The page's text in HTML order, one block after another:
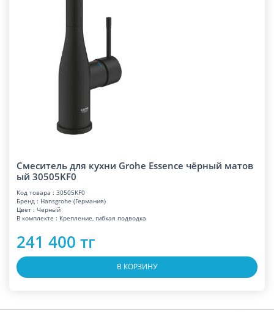
Смеситель для кухни Grohe Essence чёрный матов
ый 30505KF0
Код товара : 30505KF0
Бренд : Hansgrohe (Германия)
Цвет : Черный
В комплекте : Крепление, гибкая подводка
241 400 тг
В КОРЗИНУ